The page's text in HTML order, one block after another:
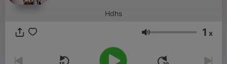
Hdhs
Volumen 1 x